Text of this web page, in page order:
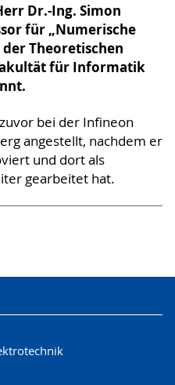
Dr.-Ing. Simon
für „Numerische
Theoretischen
für Informatik
bei der Infineon
angestellt, nachdem er
und dort als
gearbeitet hat.